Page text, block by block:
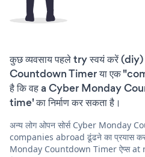
कुछ व्यवसाय पहले try स्वयं करें
Countdown Timer या एक
है कि वह a Cyber Monday
time' का निर्माण कर सकता है।
अन्य लोग ओपन सोर्स Cyber Monday
companies abroad ढूंढने का प्रयास
Monday Countdown Timer ऐप्स